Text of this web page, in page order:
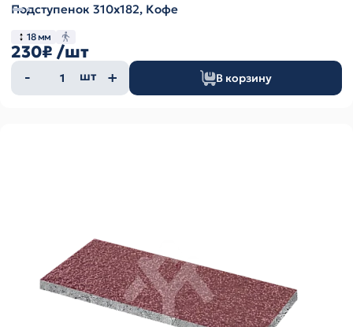
Подступенок 310х182, Кофе
18 мм
230₽ /шт
Количество
товара
шт В корзину